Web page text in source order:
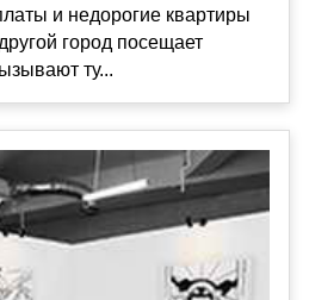
и недорогие квартиры
город посещает
ту...